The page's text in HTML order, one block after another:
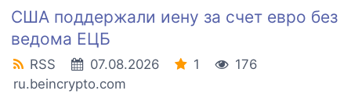
США поддержали иену за счет евро без
ведома ЕЦБ
RSS 07.08.2026 1
176
ru.beincrypto.com